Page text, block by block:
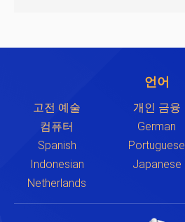
언어
고전 예술 개인 금융
컴퓨터
German
Spanish
Portuguese
Indonesian
Japanese
Netherlands